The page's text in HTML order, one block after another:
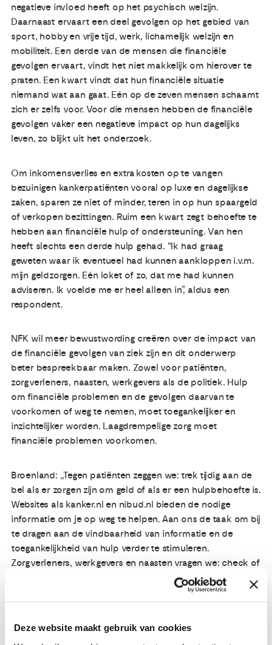
Deze website maakt gebruik van cookies
negatieve invloed heeft op het psychisch welzijn.
Daarnaast ervaart een deel gevolgen op het gebied van
sport, hobby en vrije tijd, werk, lichamelijk welzijn en
mobiliteit. Een derde van de mensen die financiële
gevolgen ervaart, vindt het niet makkelijk om hierover te
praten. Een kwart vindt dat hun financiële situatie
niemand wat aan gaat. Eén op de zeven mensen schaamt
zich er zelfs voor. Voor die mensen hebben de financiële
gevolgen vaker een negatieve impact op hun dagelijks
leven, zo blijkt uit het onderzoek.
Om inkomensverlies en extra kosten op te vangen
bezuinigen kankerpatiënten vooral op luxe en dagelijkse
zaken, sparen ze niet of minder, teren in op hun spaargeld
of verkopen bezittingen. Ruim een kwart zegt behoefte te
hebben aan financiële hulp of ondersteuning. Van hen
heeft slechts een derde hulp gehad. "Ik had graag
geweten waar ik eventueel had kunnen aankloppen i.v.m.
mijn geldzorgen. Eén loket of zo, dat me had kunnen
adviseren. Ik voelde me er heel alleen in”, aldus een
respondent.
NFK wil meer bewustwording creëren over de impact van
de financiële gevolgen van ziek zijn en dit onderwerp
beter bespreekbaar maken. Zowel voor patiënten,
zorgverleners, naasten, werkgevers als de politiek. Hulp
om financiële problemen en de gevolgen daarvan te
voorkomen of weg te nemen, moet toegankelijker en
inzichtelijker worden. Laagdrempelige zorg moet
financiële problemen voorkomen.
Broenland: ,,Tegen patiënten zeggen we: trek tijdig aan de
bel als er zorgen zijn om geld of als er een hulpbehoefte is.
Websites als kanker.nl en nibud.nl bieden de nodige
informatie om je op weg te helpen. Aan ons de taak om bij
te dragen aan de vindbaarheid van informatie en de
toegankelijkheid van hulp verder te stimuleren.
Zorgverleners, werkgevers en naasten vragen we: check of
er financiële zorgen zijn en verwijs waar nodig naar een
maatschappelijk werker. Het bespreekbaar maken is een
verzekerbaarheid van ondernemers te verbeteren.”